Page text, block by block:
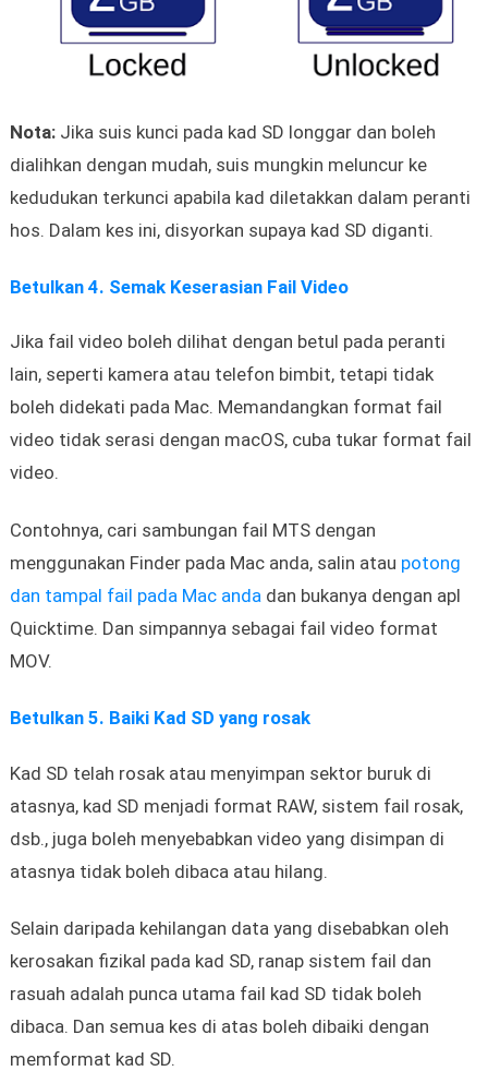
Nota:Jika suis kunci pada kad SD longgar dan boleh
dialihkan dengan mudah, suis mungkin meluncur ke
kedudukan terkunci apabila kad diletakkan dalam peranti
hos. Dalam kes ini, disyorkan supaya kad SD diganti.
Betulkan 4. Semak Keserasian Fail Video
Jika fail video boleh dilihat dengan betul pada peranti
lain, seperti kamera atau telefon bimbit, tetapi tidak
boleh didekati pada Mac. Memandangkan format fail
video tidak serasi dengan macOS, cuba tukar format fail
video.
Contohnya, cari sambungan fail MTS dengan
menggunakan Finder pada Mac anda, salin atau potong
dan tampal fail pada Mac anda dan bukanya dengan apl
Quicktime. Dan simpannya sebagai fail video format
MOV.
Betulkan 5. Baiki Kad SD yang rosak
Kad SD telah rosak atau menyimpan sektor buruk di
atasnya, kad SD menjadi format RAW, sistem fail rosak,
dsb., juga boleh menyebabkan video yang disimpan di
atasnya tidak boleh dibaca atau hilang.
Selain daripada kehilangan data yang disebabkan oleh
kerosakan fizikal pada kad SD, ranap sistem fail dan
rasuah adalah punca utama fail kad SD tidak boleh
dibaca. Dan semua kes di atas boleh dibaiki dengan
memformat kad SD.